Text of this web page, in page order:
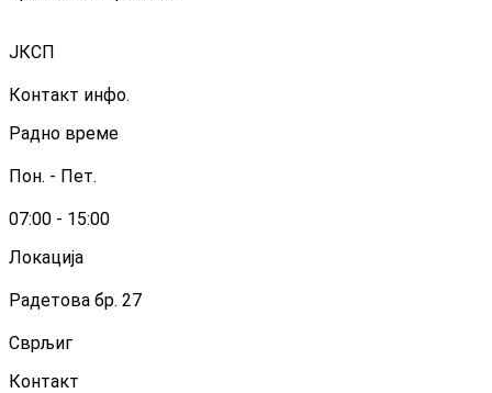
ЈКСП
Контакт инфо.
Радно време
Пон. - Пет.
07:00 - 15:00
Локација
Радетова бр. 27
Сврљиг
Контакт